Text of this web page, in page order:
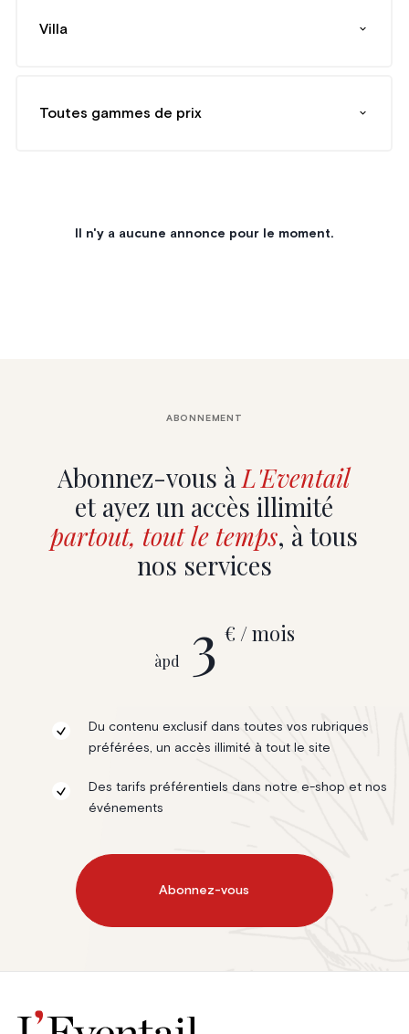
Villa
Toutes gammes de prix
Il n'y a aucune annonce pour le moment.
Abonnez-vous àL'Eventail
et ayez un accès illimité
partout, tout le temps, à tous
nos services
ABONNEMENT
àpd 3 € / mois
Du contenu exclusif dans toutes vos rubriques
préférées, un accès illimité à tout le site
Des tarifs préférentiels dans notre e-shop et nos
événements
Abonnez-vous